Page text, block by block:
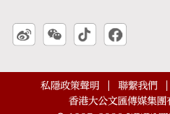
私隱政策聲明 聯繫我們
香港大公文匯傳媒集